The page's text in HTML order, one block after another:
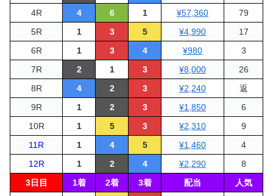
4R
4 6 1 ¥57,360
79
5R
1 3 5 ¥4,990
17
6R
1 3 4 ¥980
3
7R
2 1 3 ¥8,000
26
8R
4 2 3 ¥2,240
返
9R
1 2 3 ¥1,850
6
10R
1 5 3 ¥2,310
9
11R
1 4 5 ¥1,460
4
12R
1 2 4 ¥2,290
8
3日目
1着 2着 3着 配当
人気